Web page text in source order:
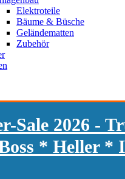
Elektroteile
Bäume & Büsche
Geländematten
Zubehör
Sale 2026 -
* Heller *